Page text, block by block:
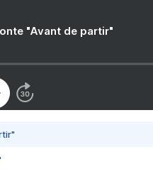
"Avant de partir"